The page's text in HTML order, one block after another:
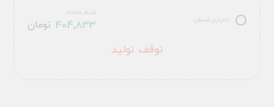
اعتباری قسطی
قسط ماهانه
404,833 تومان
توقف تولید